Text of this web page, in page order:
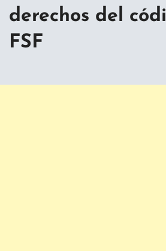
derechos del
FSF